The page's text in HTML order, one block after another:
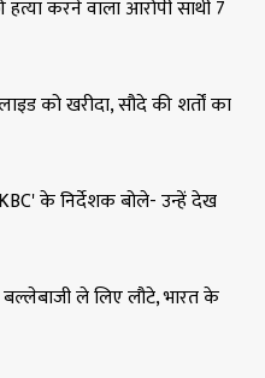
हत्या करने वाला आरोपी साथी 7
को खरीदा, सौदे की शर्तों का
के निर्देशक बोले- उन्हें देख
ले लिए लौटे, भारत के